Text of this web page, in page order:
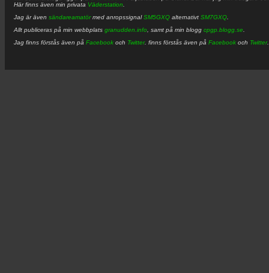
Här finns även min privata Väderstation
Jag är även sändareamatörmed anropssignalSM5GXQ alternativt SM7GXQ
Allt publiceras på min webbplats granudden.info , samt på min blogg cpgp.blogg.se
Jag finns förstås även på Facebook och Twitter. finns förstås även på Facebook och Twitter.